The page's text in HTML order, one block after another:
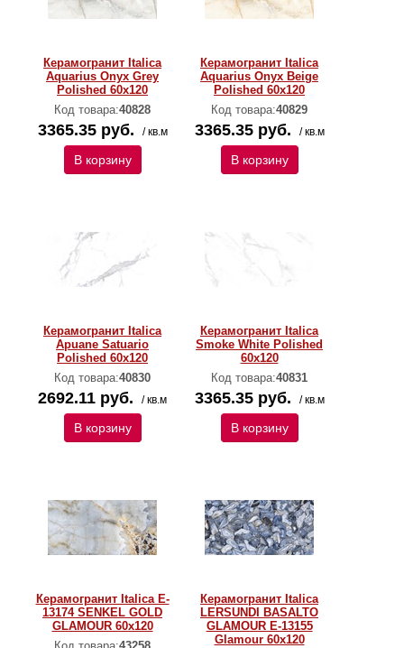
Керамогранит Italica
Aquarius Onyx Grey
Polished 60х120
Код товара:40828
3365.35 руб. / кв.м
В корзину
Керамогранит Italica
Aquarius Onyx Beige
Polished 60х120
Код товара:40829
3365.35 руб. / кв.м
В корзину
Керамогранит Italica
Apuane Satuario
Polished 60х120
Код товара:40830
2692.11 руб. / кв.м
В корзину
Керамогранит Italica
Smoke White Polished
60х120
Код товара:40831
3365.35 руб. / кв.м
В корзину
Керамогранит Italica E-
13174 SENKEL GOLD
GLAMOUR 60х120
Керамогранит Italica
LERSUNDI BASALTO
GLAMOUR E-13155
Glamour 60х120